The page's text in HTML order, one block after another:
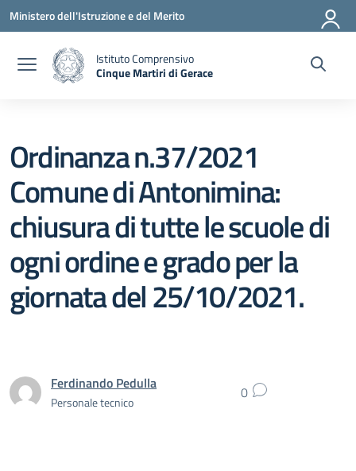
Vai ai contenuti
Vai al menu di navigazione
Vai al footer
Ministero dell'Istruzione e del Merito
Istituto Comprensivo
Cinque Martiri di Gerace
Ordinanza n.37/2021
Comune di Antonimina:
chiusura di tutte le scuole di
ogni ordine e grado per la
giornata del 25/10/2021.
Ferdinando Pedulla
Personale tecnico 0